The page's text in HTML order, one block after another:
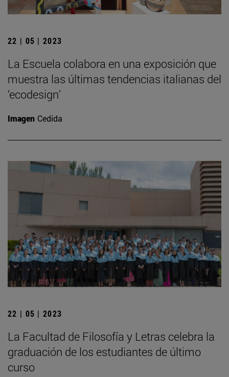
22 | 05 | 2023
La Escuela colabora en una exposición que
muestra las últimas tendencias italianas del
‘ecodesign’
Imagen Cedida
22 | 05 | 2023
La Facultad de Filosofía y Letras celebra la
graduación de los estudiantes de último
curso